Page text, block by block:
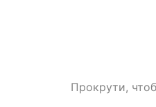
Прокрути,